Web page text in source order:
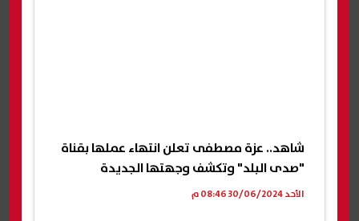
شاهد.. عزة مصطفى تعلن انتهاء عملها بقناة
"صدى البلد" وتكشف وجهتها الجديدة
الأحد 30/06/2024 08:46 م